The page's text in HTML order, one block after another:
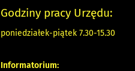
Godziny pracy Urzędu:
poniedziałek-piątek 7.30-15.30
Informatorium: